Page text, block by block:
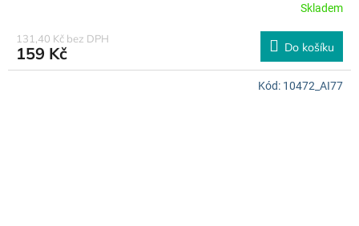
Skladem
131,40 Kč bez DPH
159 Kč Do košíku
Kód: 10472_AI77